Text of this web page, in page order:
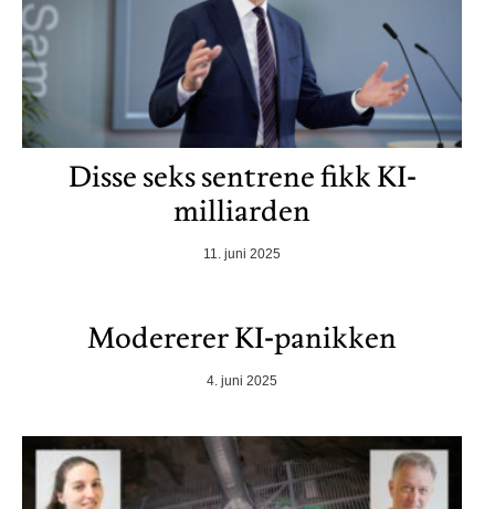
Disse seks sentrene fikk KI-
milliarden
11. juni 2025
Modererer KI-panikken
4. juni 2025